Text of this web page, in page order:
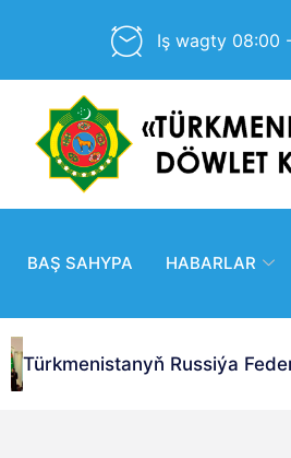
Iş wagty 08:00
BAŞ SAHYPA HABARLAR
Türkmenistanyň Russiýa